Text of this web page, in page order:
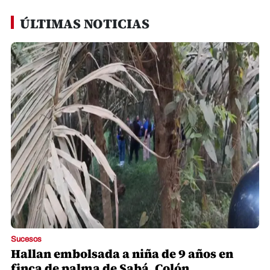
ÚLTIMAS NOTICIAS
Sucesos
Hallan embolsada a niña de 9 años en